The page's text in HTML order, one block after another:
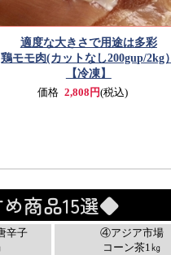
適度な大きさで用途は多彩
鶏モモ肉(カットなし200gup/2kg）
【冷凍】
価格 2,808円(税込)